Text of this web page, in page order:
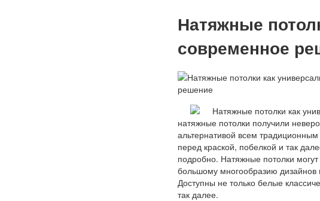
Натяжные
современное
натяжные потолки получили
альтернативой всем
перед краской, побелкой и так
подробно. Натяжные потолки
большому многообразию
Доступны не только белые
так далее.